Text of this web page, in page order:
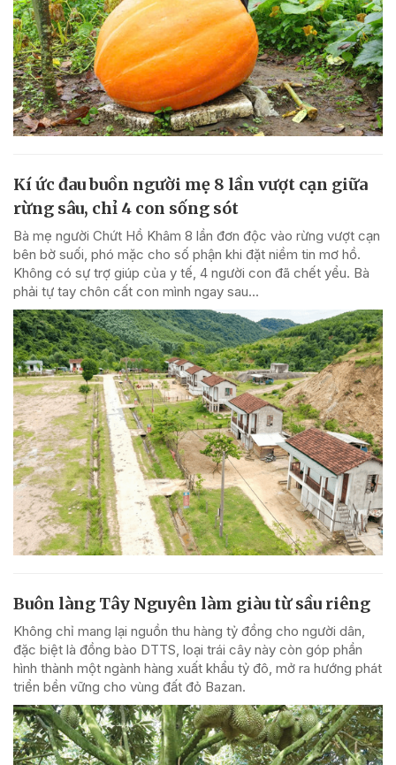
Kí ức đau buồn người mẹ 8 lần vượt cạn giữa
rừng sâu, chỉ 4 con sống sót
Bà mẹ người Chứt Hồ Khâm 8 lần đơn độc vào rừng vượt cạn
bên bờ suối, phó mặc cho số phận khi đặt niềm tin mơ hồ.
Không có sự trợ giúp của y tế, 4 người con đã chết yểu. Bà
phải tự tay chôn cất con mình ngay sau...
Buôn làng Tây Nguyên làm giàu từ sầu riêng
Không chỉ mang lại nguồn thu hàng tỷ đồng cho người dân,
đặc biệt là đồng bào DTTS, loại trái cây này còn góp phần
hình thành một ngành hàng xuất khẩu tỷ đô, mở ra hướng phát
triển bền vững cho vùng đất đỏ Bazan.